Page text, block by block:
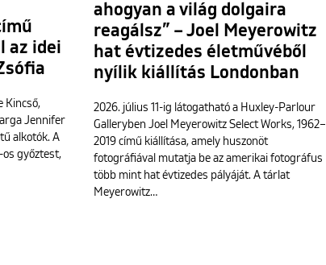
ahogyan a világ dolgaira
reagálsz” – Joel Meyerowitz
hat évtizedes életművéből
nyílik kiállítás Londonban
2026. július 11-ig látogatható a Huxley-Parlour
Galleryben Joel Meyerowitz Select Works, 1962–
2019 című kiállítása, amely huszonöt
fotográfiával mutatja be az amerikai fotográfus
több mint hat évtizedes pályáját. A tárlat
Meyerowitz…
az idei
Kincső,
Jennifer
alkotók. A
os győztest,